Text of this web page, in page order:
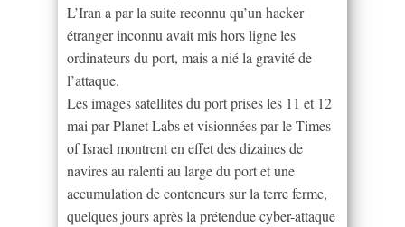
L’Iran a par la suite reconnu qu’un hacker
étranger inconnu avait mis hors ligne les
ordinateurs du port, mais a nié la gravité de
l’attaque.
Les images satellites du port prises les 11 et 12
mai par Planet Labs et visionnées par le Times
of Israel montrent en effet des dizaines de
navires au ralenti au large du port et une
accumulation de conteneurs sur la terre ferme,
quelques jours après la prétendue cyber-attaque